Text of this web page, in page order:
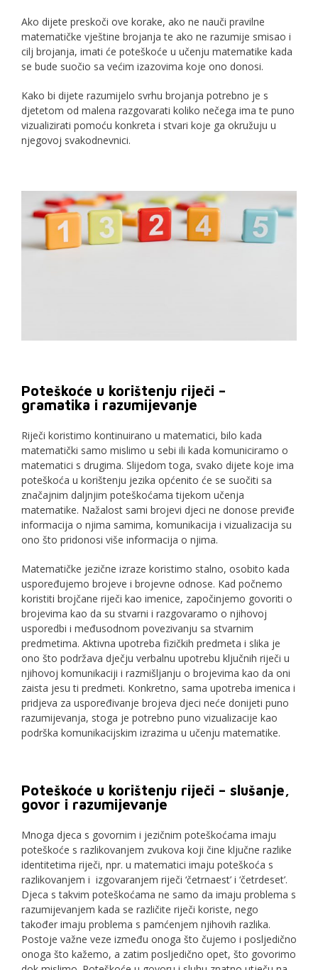
Ako dijete preskoči ove korake, ako ne nauči pravilne
matematičke vještine brojanja te ako ne razumije smisao i
cilj brojanja, imati će poteškoće u učenju matematike kada
se bude suočio sa većim izazovima koje ono donosi.
Kako bi dijete razumijelo svrhu brojanja potrebno je s
djetetom od malena razgovarati koliko nečega ima te puno
vizualizirati pomoću konkreta i stvari koje ga okružuju u
njegovoj svakodnevnici.
Poteškoće u korištenju riječi –
gramatika i razumijevanje
Riječi koristimo kontinuirano u matematici, bilo kada
matematički samo mislimo u sebi ili kada komuniciramo o
matematici s drugima. Slijedom toga, svako dijete koje ima
poteškoća u korištenju jezika općenito će se suočiti sa
značajnim daljnjim poteškoćama tijekom učenja
matematike. Nažalost sami brojevi djeci ne donose previđe
informacija o njima samima, komunikacija i vizualizacija su
ono što pridonosi više informacija o njima.
Matematičke jezične izraze koristimo stalno, osobito kada
uspoređujemo brojeve i brojevne odnose. Kad počnemo
koristiti brojčane riječi kao imenice, započinjemo govoriti o
brojevima kao da su stvarni i razgovaramo o njihovoj
usporedbi i međusodnom povezivanju sa stvarnim
predmetima. Aktivna upotreba fizičkih predmeta i slika je
ono što podržava dječju verbalnu upotrebu ključnih riječi u
njihovoj komunikaciji i razmišljanju o brojevima kao da oni
zaista jesu ti predmeti. Konkretno, sama upotreba imenica i
pridjeva za uspoređivanje brojeva djeci neće donijeti puno
razumijevanja, stoga je potrebno puno vizualizacije kao
podrška komunikacijskim izrazima u učenju matematike.
Poteškoće u korištenju riječi – slušanje,
govor i razumijevanje
Mnoga djeca s govornim i jezičnim poteškoćama imaju
poteškoće s razlikovanjem zvukova koji čine ključne razlike
identitetima riječi, npr. u matematici imaju poteškoća s
razlikovanjem i izgovaranjem riječi ‘četrnaest’ i ‘četrdeset’.
Djeca s takvim poteškoćama ne samo da imaju problema s
razumijevanjem kada se različite riječi koriste, nego
također imaju problema s pamćenjem njihovih razlika.
Postoje važne veze između onoga što čujemo i posljedično
onoga što kažemo, a zatim posljedično opet, što govorimo